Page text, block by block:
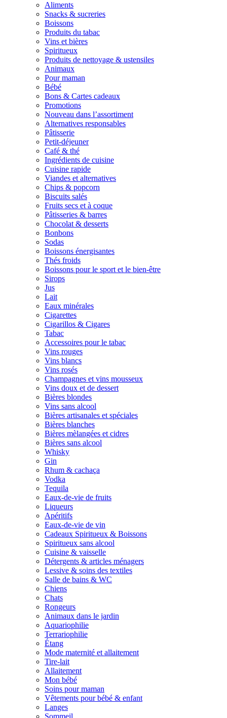
Aliments
Snacks & sucreries
Boissons
Produits du tabac
Vins et bières
Spiritueux
Produits de nettoyage & ustensiles
Animaux
Pour maman
Bébé
Bons & Cartes cadeaux
Promotions
Nouveau dans l’assortiment
Alternatives responsables
Pâtisserie
Petit-déjeuner
Café & thé
Ingrédients de cuisine
Cuisine rapide
Viandes et alternatives
Chips & popcorn
Biscuits salés
Fruits secs et à coque
Pâtisseries & barres
Chocolat & desserts
Bonbons
Sodas
Boissons énergisantes
Thés froids
Boissons pour le sport et le bien-être
Sirops
Jus
Lait
Eaux minérales
Cigarettes
Cigarillos & Cigares
Tabac
Accessoires pour le tabac
Vins rouges
Vins blancs
Vins rosés
Champagnes et vins mousseux
Vins doux et de dessert
Bières blondes
Vins sans alcool
Bières artisanales et spéciales
Bières blanches
Bières mèlangées et cidres
Bières sans alcool
Whisky
Gin
Rhum & cachaça
Vodka
Tequila
Eaux-de-vie de fruits
Liqueurs
Apéritifs
Eaux-de-vie de vin
Cadeaux Spiritueux & Boissons
Spiritueux sans alcool
Cuisine & vaisselle
Détergents & articles ménagers
Lessive & soins des textiles
Salle de bains & WC
Chiens
Chats
Rongeurs
Animaux dans le jardin
Aquariophilie
Terrariophilie
Étang
Mode maternité et allaitement
Tire-lait
Allaitement
Mon bébé
Soins pour maman
Vêtements pour bébé & enfant
Langes
Sommeil